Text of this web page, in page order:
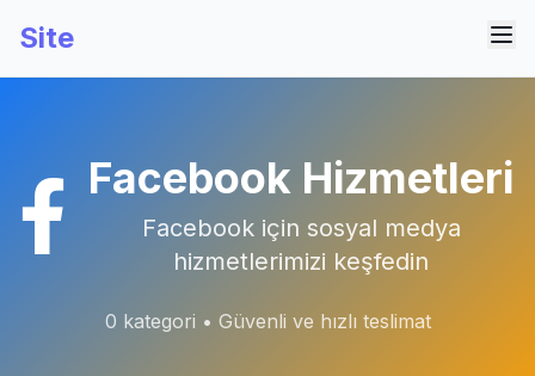
Site
Facebook Hizmetleri
Facebook için sosyal medya
hizmetlerimizi keşfedin
0 kategori • Güvenli ve hızlı teslimat